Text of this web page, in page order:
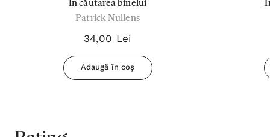
În căutarea binelui
Patrick Nullens
34,00 Lei
Adaugă în coș